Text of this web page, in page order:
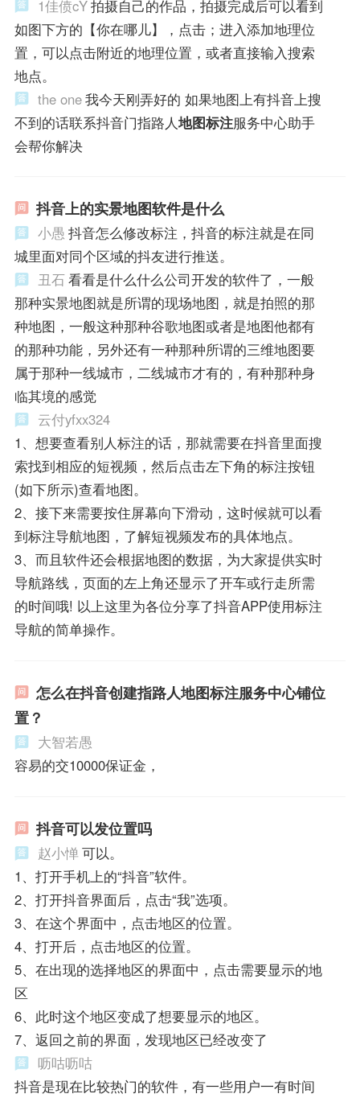
1佳偾cY拍摄自己的作品，拍摄完成后可以看到
如图下方的【你在哪儿】，点击；进入添加地理位
置，可以点击附近的地理位置，或者直接输入搜索
地点。
the one我今天刚弄好的 如果地图上有抖音上搜
不到的话联系抖音门指路人地图标注服务中心助手
会帮你解决
抖音上的实景地图软件是什么
小愚 抖音怎么修改标注，抖音的标注就是在同
城里面对同个区域的抖友进行推送。
丑石看看是什么什么公司开发的软件了，一般
那种实景地图就是所谓的现场地图，就是拍照的那
种地图，一般这种那种谷歌地图或者是地图他都有
的那种功能，另外还有一种那种所谓的三维地图要
属于那种一线城市，二线城市才有的，有种那种身
临其境的感觉
云付yfxx324
1、想要查看别人标注的话，那就需要在抖音里面搜
索找到相应的短视频，然后点击左下角的标注按钮
(如下所示)查看地图。
2、接下来需要按住屏幕向下滑动，这时候就可以看
到标注导航地图，了解短视频发布的具体地点。
3、而且软件还会根据地图的数据，为大家提供实时
导航路线，页面的左上角还显示了开车或行走所需
的时间哦! 以上这里为各位分享了抖音APP使用标注
导航的简单操作。
怎么在抖音创建指路人地图标注服务中心铺位
置？
大智若愚
容易的交10000保证金，
抖音可以发位置吗
赵小惮 可以。
1、打开手机上的“抖音”软件。
2、打开抖音界面后，点击“我”选项。
3、在这个界面中，点击地区的位置。
4、打开后，点击地区的位置。
5、在出现的选择地区的界面中，点击需要显示的地
区
6、此时这个地区变成了想要显示的地区。
7、返回之前的界面，发现地区已经改变了
呖咕呖咕
抖音是现在比较热门的软件，有一些用户一有时间